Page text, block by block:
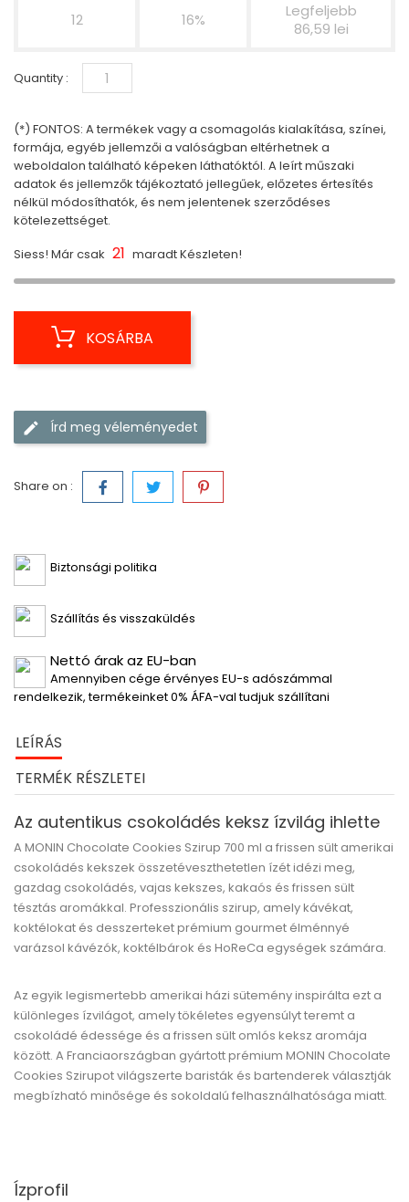
12 16%
Legfeljebb
86,59 lei
Quantity :
(*) FONTOS: A termékek vagy a csomagolás kialakítása, színei,
formája, egyéb jellemzői a valóságban eltérhetnek a
weboldalon található képeken láthatóktól. A leírt műszaki
adatok és jellemzők tájékoztató jellegűek, előzetes értesítés
nélkül módosíthatók, és nem jelentenek szerződéses
kötelezettséget.
Siess! Már csak 21 maradt Készleten!
KOSÁRBA
Írd meg véleményedet
Share on :
Biztonsági politika
Szállítás és visszaküldés
Nettó árak az EU-ban
Amennyiben cége érvényes EU-s adószámmal
rendelkezik, termékeinket 0% ÁFA-val tudjuk szállítani
LEÍRÁS
TERMÉK RÉSZLETEI
Az autentikus csokoládés keksz ízvilág ihlette
A MONIN Chocolate Cookies Szirup 700 ml a frissen sült amerikai
csokoládés kekszek összetéveszthetetlen ízét idézi meg,
gazdag csokoládés, vajas kekszes, kakaós és frissen sült
tésztás aromákkal. Professzionális szirup, amely kávékat,
koktélokat és desszerteket prémium gourmet élménnyé
varázsol kávézók, koktélbárok és HoReCa egységek számára.
Az egyik legismertebb amerikai házi sütemény inspirálta ezt a
különleges ízvilágot, amely tökéletes egyensúlyt teremt a
csokoládé édessége és a frissen sült omlós keksz aromája
között. A Franciaországban gyártott prémium MONIN Chocolate
Cookies Szirupot világszerte baristák és bartenderek választják
megbízható minősége és sokoldalú felhasználhatósága miatt.
Ízprofil